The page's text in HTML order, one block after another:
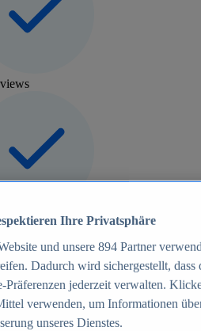
zu mehr als 39.000 Online-Shops
Ihre Privatsphäre
und unsere 894 Partner
Dadurch wird sichergestellt,
Präferenzen jederzeit verwalten.
verwenden, um Informationen
unseres Dienstes.